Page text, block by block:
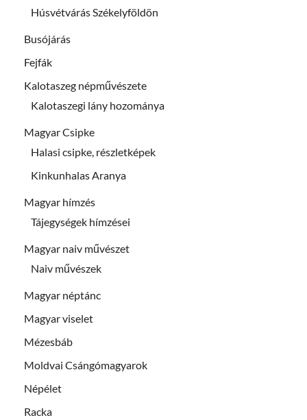
Húsvétvárás Székelyföldön
Busójárás
Fejfák
Kalotaszeg népművészete
Kalotaszegi lány hozománya
Magyar Csipke
Halasi csipke, részletképek
Kinkunhalas Aranya
Magyar hímzés
Tájegységek hímzései
Magyar naiv művészet
Naiv művészek
Magyar néptánc
Magyar viselet
Mézesbáb
Moldvai Csángómagyarok
Népélet
Racka